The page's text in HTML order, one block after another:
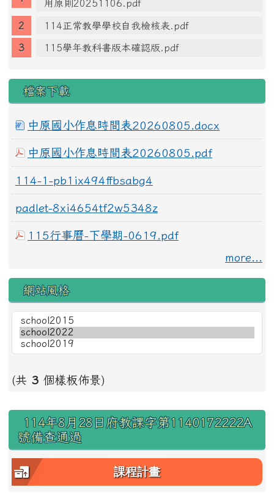
用原則20251106.pdf
114正常教學學校自我檢核表.pdf
115學年教科書版本確認版.pdf
檔案下載
中原國小作息時間表20260805.docx
中原國小作息時間表20260805.pdf
114-1-pb1ix494ffbsabg4
padlet-8xi4654tf2w5348z
115行事曆-下學期-0619.pdf
more...
網站風格
(共 3 個樣板佈景)
右邊區域內容
114年8月28日府教課字第1140172222A
號備查通過
課程計畫